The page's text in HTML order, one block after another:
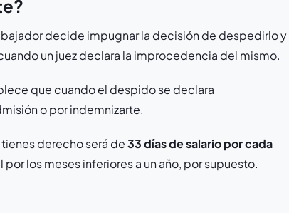
decide impugnar la decisión de despedirlo y
un juez declara la improcedencia del mismo.
que cuando el despido se declara
o por indemnizarte.
derecho será de33 días de salario por cada
los meses inferiores a un año, por supuesto.